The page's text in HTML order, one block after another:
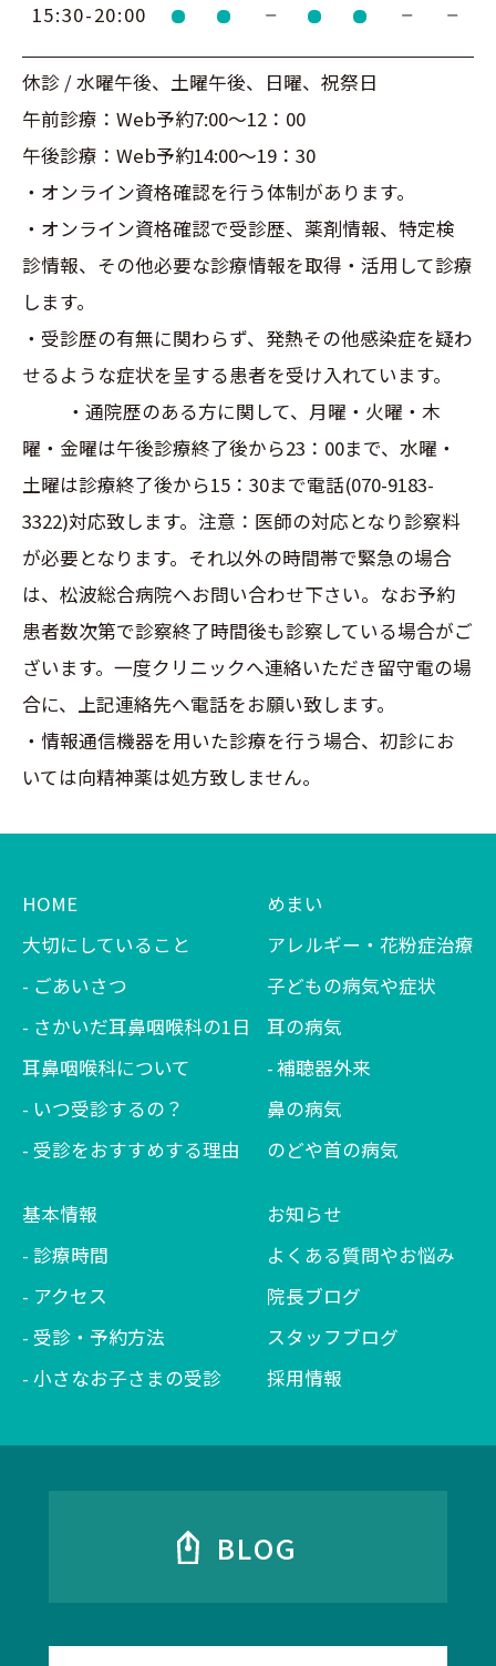
15:30-20:00
休診 / 水曜午後、土曜午後、日曜、祝祭日
午前診療：Web予約7:00～12：00
午後診療：Web予約14:00～19：30
・オンライン資格確認を行う体制があります。
・オンライン資格確認で受診歴、薬剤情報、特定検
診情報、その他必要な診療情報を取得・活用して診療
します。
・受診歴の有無に関わらず、発熱その他感染症を疑わ
せるような症状を呈する患者を受け入れています。
・通院歴のある方に関して、月曜・火曜・木
曜・金曜は午後診療終了後から23：00まで、水曜・
土曜は診療終了後から15：30まで電話(070-9183-
3322)対応致します。注意：医師の対応となり診察料
が必要となります。それ以外の時間帯で緊急の場合
は、松波総合病院へお問い合わせ下さい。なお予約
患者数次第で診察終了時間後も診察している場合がご
ざいます。一度クリニックへ連絡いただき留守電の場
合に、上記連絡先へ電話をお願い致します。
・情報通信機器を用いた診療を行う場合、初診にお
いては向精神薬は処方致しません。
HOME
大切にしていること
ごあいさつ
さかいだ耳鼻咽喉科の1日
耳鼻咽喉科について
いつ受診するの？
受診をおすすめする理由
基本情報
診療時間
アクセス
受診・予約方法
小さなお子さまの受診
めまい
アレルギー・花粉症治療
子どもの病気や症状
耳の病気
補聴器外来
鼻の病気
のどや首の病気
お知らせ
よくある質問やお悩み
院長ブログ
スタッフブログ
採用情報
BLOG